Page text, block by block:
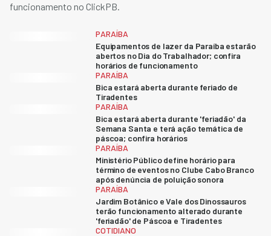
funcionamento no ClickPB.
PARAÍBA
Equipamentos de lazer da Paraíba estarão
abertos no Dia do Trabalhador; confira
horários de funcionamento
PARAÍBA
Bica estará aberta durante feriado de
Tiradentes
PARAÍBA
Bica estará aberta durante 'feriadão' da
Semana Santa e terá ação temática de
páscoa; confira horários
PARAÍBA
Ministério Público define horário para
término de eventos no Clube Cabo Branco
após denúncia de poluição sonora
PARAÍBA
Jardim Botânico e Vale dos Dinossauros
terão funcionamento alterado durante
'feriadão' de Páscoa e Tiradentes
COTIDIANO